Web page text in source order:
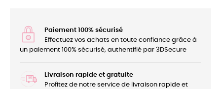
Paiement 100% sécurisé
Effectuez vos achats en toute confiance grâce à
un paiement 100% sécurisé, authentifié par 3DSecure
Livraison rapide et gratuite
Profitez de notre service de livraison rapide et